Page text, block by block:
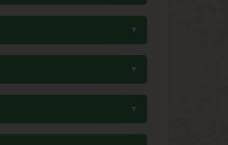
le processus de maturation sans
cm. Le faible feuillage facilite les
Les notes Sativa Thai apportent une